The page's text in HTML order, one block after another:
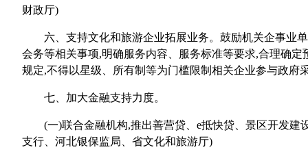
财政厅)
六、支持文化和旅游企业拓展业务。鼓励机关企事业单
会务等相关事项,明确服务内容、服务标准等要求,合理确
规定,不得以星级、所有制等为门槛限制相关企业参与政府
七、加大金融支持力度。
(一)联合金融机构,推出善营贷、e抵快贷、景区开发建
支行、河北银保监局、省文化和旅游厅)